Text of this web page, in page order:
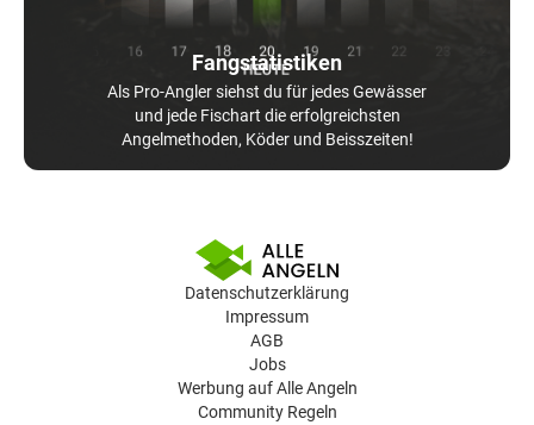
Fangstatistiken
Als Pro-Angler siehst du für jedes Gewässer
und jede Fischart die erfolgreichsten
Angelmethoden, Köder und Beisszeiten!
Datenschutzerklärung
Impressum
AGB
Jobs
Werbung auf Alle Angeln
Community Regeln